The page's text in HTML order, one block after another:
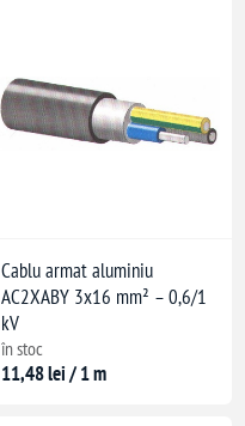
Cablu armat aluminiu
AC2XABY 3x16 mm² – 0,6/1
kV
în stoc
11,48 lei / 1 m